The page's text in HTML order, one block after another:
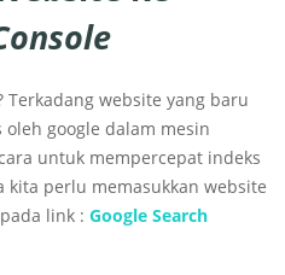
Terkadang website yang baru
google dalam mesin
untuk mempercepat indeks
kita perlu memasukkan website
link : Google Search